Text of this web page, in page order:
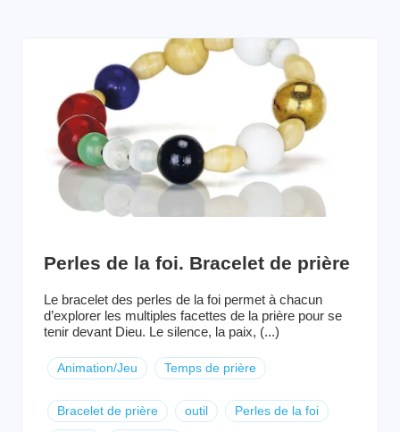
Perles de la foi. Bracelet de prière
Le bracelet des perles de la foi permet à chacun
d’explorer les multiples facettes de la prière pour se
tenir devant Dieu. Le silence, la paix, (...)
Animation/Jeu Temps de prière
Bracelet de prière outil Perles de la foi